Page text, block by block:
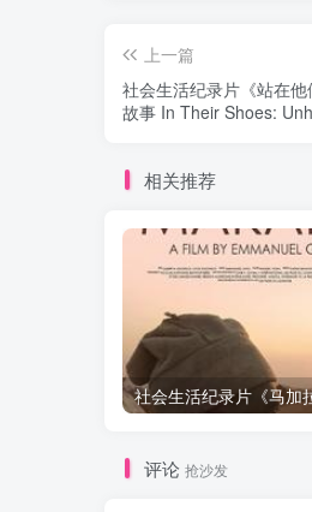
上一篇
社会生活纪录片《站在
故事 In Their Shoes:
相关推荐
评论 抢沙发